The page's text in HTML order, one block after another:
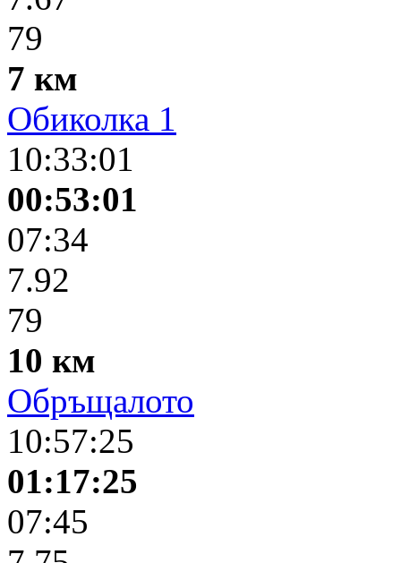
79
7 км
Обиколка 1
10:33:01
00:53:01
07:34
7.92
79
10 км
Обръщалото
10:57:25
01:17:25
07:45